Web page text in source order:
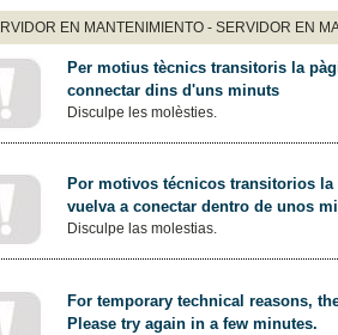
EN MANTENIMIENTO - SERVIDOR EN
Per motius tècnics transitoris la
connectar dins d'uns minuts
Disculpe les molèsties.
Por motivos técnicos transitorios
vuelva a conectar dentro de unos
Disculpe las molestias.
For temporary technical reasons,
Please try again in a few minutes.